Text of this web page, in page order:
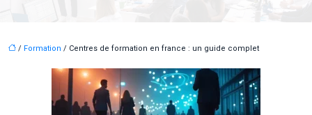
/ Formation / Centres de formation en france : un guide complet